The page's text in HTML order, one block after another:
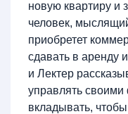
новую квартиру и
человек,
приобретет
сдавать в аренду
и Лектер
управлять
вкладывать,